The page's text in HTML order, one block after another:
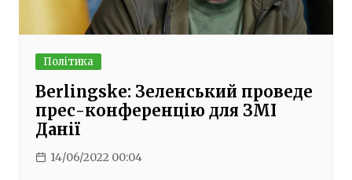
Політика
Berlingske: Зеленський проведе
прес-конференцію для ЗМІ
Данії
14/06/2022 00:04